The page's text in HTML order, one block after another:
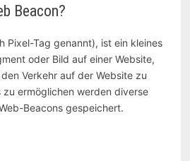
Beacon?
Pixel-Tag genannt), ist ein kleines
oder Bild auf einer Website,
Verkehr auf der Website zu
zu ermöglichen werden diverse
Beacons gespeichert.